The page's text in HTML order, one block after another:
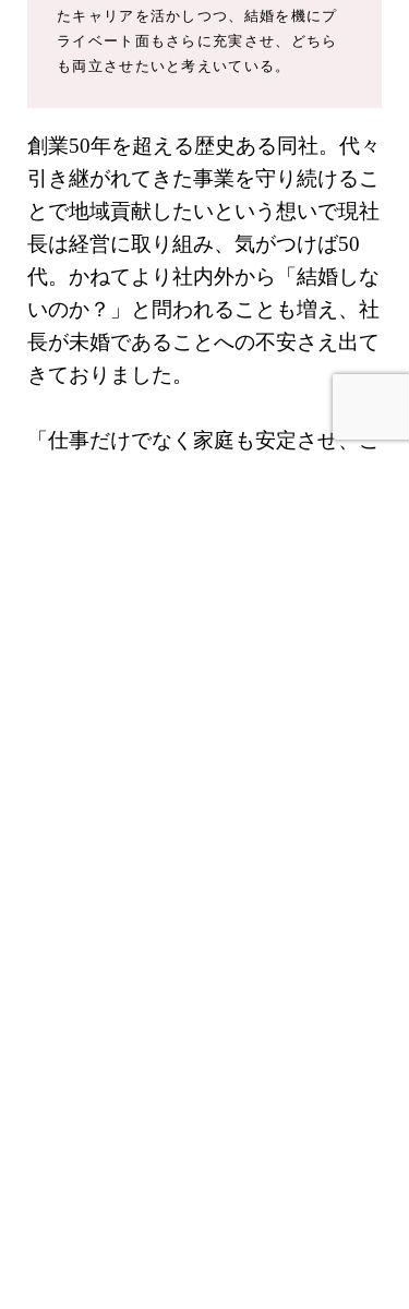
たキャリアを活かしつつ、結婚を機にプ
ライベート面もさらに充実させ、どちら
も両立させたいと考えいている。
創業50年を超える歴史ある同社。代々
引き継がれてきた事業を守り続けるこ
とで地域貢献したいという想いで現社
⻑は経営に取り組み、気がつけば50
代。かねてより社内外から「結婚しな
いのか？」と問われることも増え、社
⻑が未婚であることへの不安さえ出て
きておりました。
「仕事だけでなく家庭も安定させ、こ